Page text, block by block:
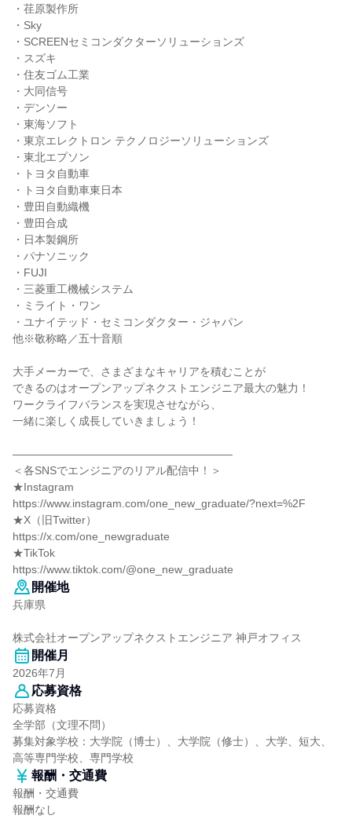
・荏原製作所
・Sky
・SCREENセミコンダクターソリューションズ
・スズキ
・住友ゴム工業
・大同信号
・デンソー
・東海ソフト
・東京エレクトロン テクノロジーソリューションズ
・東北エプソン
・トヨタ自動車
・トヨタ自動車東日本
・豊田自動織機
・豊田合成
・日本製鋼所
・パナソニック
・FUJI
・三菱重工機械システム
・ミライト・ワン
・ユナイテッド・セミコンダクター・ジャパン
他※敬称略／五十音順
大手メーカーで、さまざまなキャリアを積むことが
できるのはオープンアップネクストエンジニア最大の魅力！
ワークライフバランスを実現させながら、
一緒に楽しく成長していきましょう！
――――――――――――――――――――
＜各SNSでエンジニアのリアル配信中！＞
★Instagram
https://www.instagram.com/one_new_graduate/?next=%2F
★X（旧Twitter）
https://x.com/one_newgraduate
★TikTok
https://www.tiktok.com/@one_new_graduate
開催地
兵庫県
株式会社オープンアップネクストエンジニア 神戸オフィス
開催月
2026年7月
応募資格
応募資格
全学部（文理不問）
募集対象学校：大学院（博士）、大学院（修士）、大学、短大、
高等専門学校、専門学校
報酬・交通費
報酬・交通費
報酬なし